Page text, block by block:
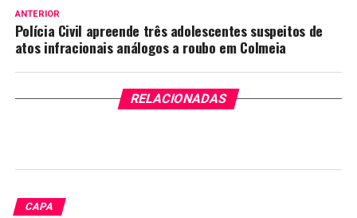
ANTERIOR
Polícia Civil apreende três adolescentes suspeitos de
atos infracionais análogos a roubo em Colmeia
RELACIONADAS
CAPA